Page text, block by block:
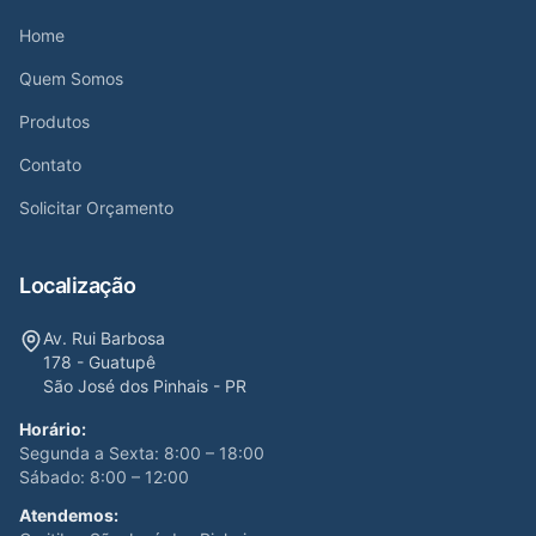
Home
Quem Somos
Produtos
Contato
Solicitar Orçamento
Localização
Av. Rui Barbosa
178 - Guatupê
São José dos Pinhais - PR
Horário:
Segunda a Sexta: 8:00 – 18:00
Sábado: 8:00 – 12:00
Atendemos: